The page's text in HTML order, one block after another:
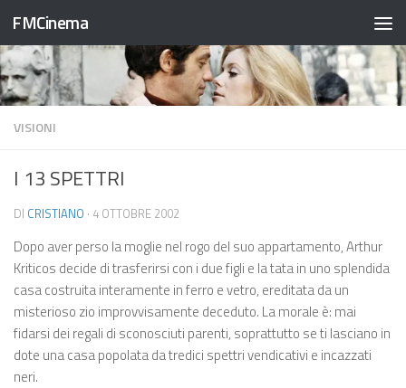
Salta al contenuto
FMCinema
VISIONI
I 13 SPETTRI
DI CRISTIANO · 4 OTTOBRE 2002
Dopo aver perso la moglie nel rogo del suo appartamento, Arthur
Kriticos decide di trasferirsi con i due figli e la tata in uno splendida
casa costruita interamente in ferro e vetro, ereditata da un
misterioso zio improvvisamente deceduto. La morale è: mai
fidarsi dei regali di sconosciuti parenti, soprattutto se ti lasciano in
dote una casa popolata da tredici spettri vendicativi e incazzati
neri.